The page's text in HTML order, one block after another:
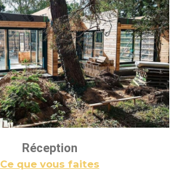
Réception
Ce que vous faites